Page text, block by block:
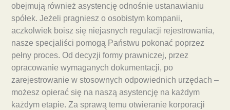
obejmują również asystencję odnośnie ustanawianiu
spółek. Jeżeli pragniesz o osobistym kompanii,
aczkolwiek boisz się niejasnych regulacji rejestrowania,
nasze specjaliści pomogą Państwu pokonać poprzez
pełny proces. Od decyzji formy prawniczej, przez
opracowanie wymaganych dokumentacji, po
zarejestrowanie w stosownych odpowiednich urzędach –
możesz opierać się na naszą asystencję na każdym
każdym etapie. Za sprawą temu otwieranie korporacji